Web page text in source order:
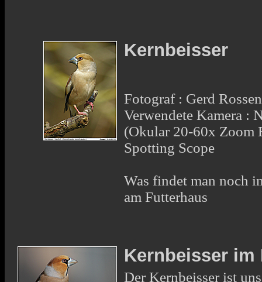
Kernbeisser
Fotograf : Gerd Rossen
Verwendete Kamera :
(Okular 20-60x Zoom
Spotting Scope
Was findet man noch
am Futterhaus
Kernbeisser im
Der Kernbeisser ist